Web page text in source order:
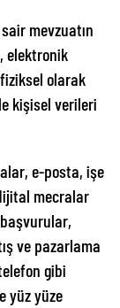
sair mevzuatın
elektronik
olarak
kişisel verileri
e-posta, işe
mecralar
ve pazarlama
gibi
yüz yüze